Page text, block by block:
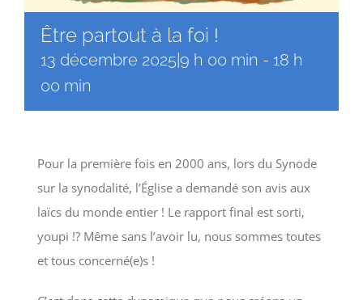
Être partout à la foi !
13 décembre 2025|9 h 00 min - 18 h
00 min
Pour la première fois en 2000 ans, lors du Synode
sur la synodalité, l’Église a demandé son avis aux
laïcs du monde entier ! Le rapport final est sorti,
youpi !? Même sans l’avoir lu, nous sommes toutes
et tous concerné(e)s !